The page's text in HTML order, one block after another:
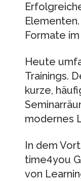
Formate
Heute
Trainings.
kurze,
modernes
In dem
time4you
von